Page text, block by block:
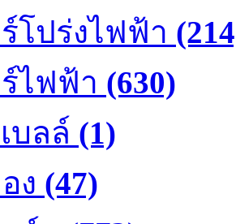
โปร่งไฟฟ้า
ไฟฟ้า (630)
บลล์ (1)
ง (47)